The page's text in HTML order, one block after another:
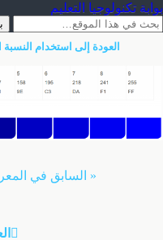
بوابة تكنولوجيا التعليم
العودة إلى استخدام النسبة
« السابق في